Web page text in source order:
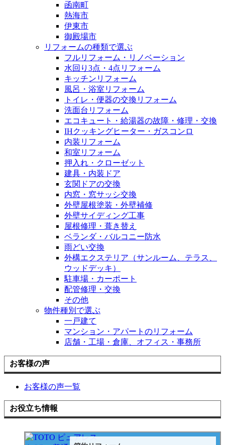
函南町
熱海市
伊東市
御殿場市
リフォームの種類で選ぶ
フルリフォーム・リノベーション
水回り3点・4点リフォーム
キッチンリフォーム
風呂・浴室リフォーム
トイレ・便器の交換リフォーム
洗面台リフォーム
エコキュート・給湯器の故障・修理・交換
IHクッキングヒーター・ガスコンロ
内装リフォーム
和室リフォーム
押入れ・クローゼット
建具・内装ドア
玄関ドアの交換
内窓・窓サッシ交換
外壁屋根塗装・外壁補修
外壁サイディング工事
屋根修理・葺き替え
ベランダ・バルコニー防水
雨どい交換
外構エクステリア（サンルーム、テラス、
ウッドデッキ）
駐車場・カーポート
配管修理・交換
その他
物件種別で選ぶ
一戸建て
マンション・アパートのリフォーム
店舗・工場・倉庫、オフィス・事務所
お客様の声
お客様の声一覧
お役立ち情報